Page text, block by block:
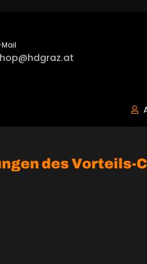
Mail
des Vorteils-